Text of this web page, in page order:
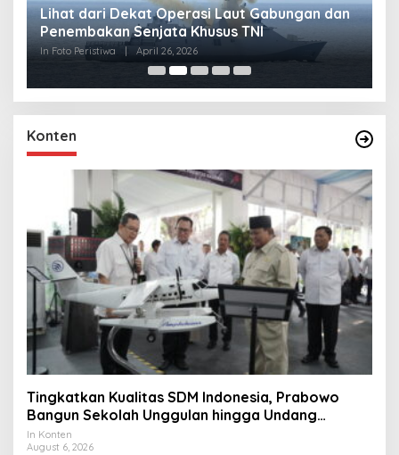
Lihat dari Dekat Operasi Laut Gabungan dan
Penembakan Senjata Khusus TNI
In Foto Peristiwa April 26, 2026
Konten
Tingkatkan Kualitas SDM Indonesia, Prabowo
Bangun Sekolah Unggulan hingga Undang
Universitas Terbaik Dunia
In Konten
August 6, 2026